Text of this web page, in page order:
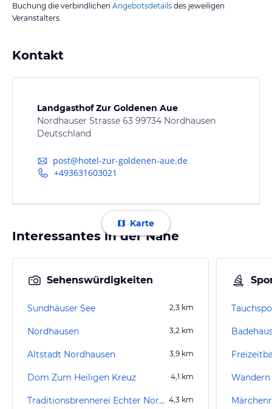
Buchung die verbindlichen Angebotsdetails des jeweiligen
Veranstalters.
Kontakt
Landgasthof Zur Goldenen Aue
Nordhauser Strasse 63 99734 Nordhausen
Deutschland
post@hotel-zur-goldenen-aue.de
+493631603021
Karte
Interessantes in der Nähe
Sehenswürdigkeiten
Sundhäuser See 2,3 km
Nordhausen 3,2 km
Altstadt Nordhausen 3,9 km
Dom Zum Heiligen Kreuz 4,1 km
Traditionsbrennerei Echter Nordhäuser 4,3 km